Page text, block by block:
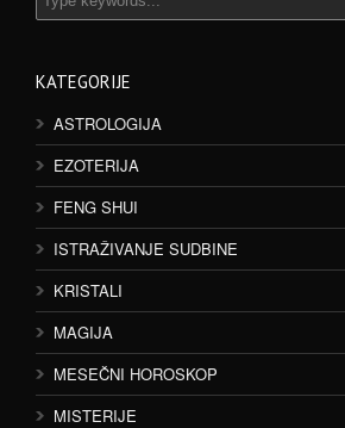
KATEGORIJE
ASTROLOGIJA
EZOTERIJA
FENG SHUI
ISTRAŽIVANJE SUDBINE
KRISTALI
MAGIJA
MESEČNI HOROSKOP
MISTERIJE